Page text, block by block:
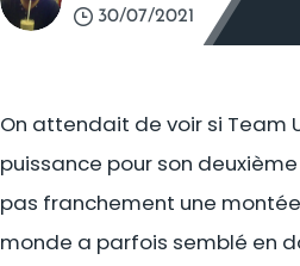
30/07/2021
On attendait de voir si Team
puissance pour son
pas franchement une
monde a parfois semblé en